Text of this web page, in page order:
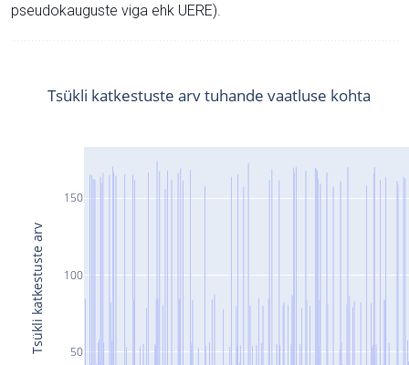
pseudokauguste viga ehk UERE).
50
100
150
Tsükli katkestuste arv tuhande vaatluse kohta
Tsükli katkestuste arv